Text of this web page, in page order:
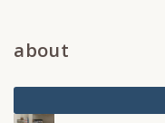
about